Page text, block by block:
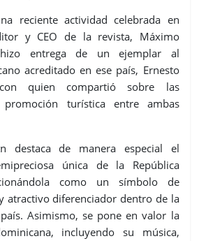
reciente actividad celebrada en
y CEO de la revista, Máximo
entrega de un ejemplar al
acreditado en ese país, Ernesto
quien compartió sobre las
turística entre ambas
destaca de manera especial el
única de la República
como un símbolo de
atractivo diferenciador dentro de la
Asimismo, se pone en valor la
incluyendo su música,